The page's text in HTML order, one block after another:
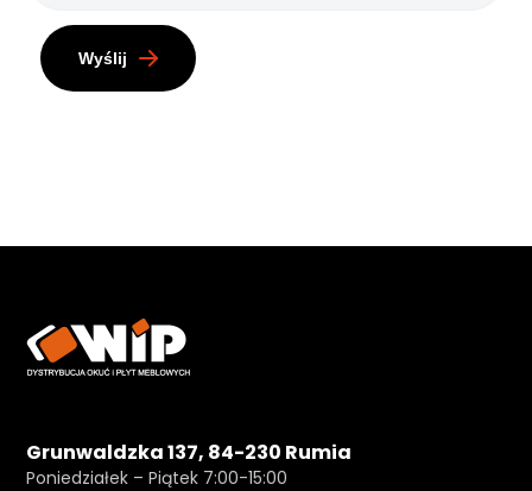
Wyślij
Grunwaldzka 137, 84-230 Rumia
Poniedziałek – Piątek 7:00-15:00